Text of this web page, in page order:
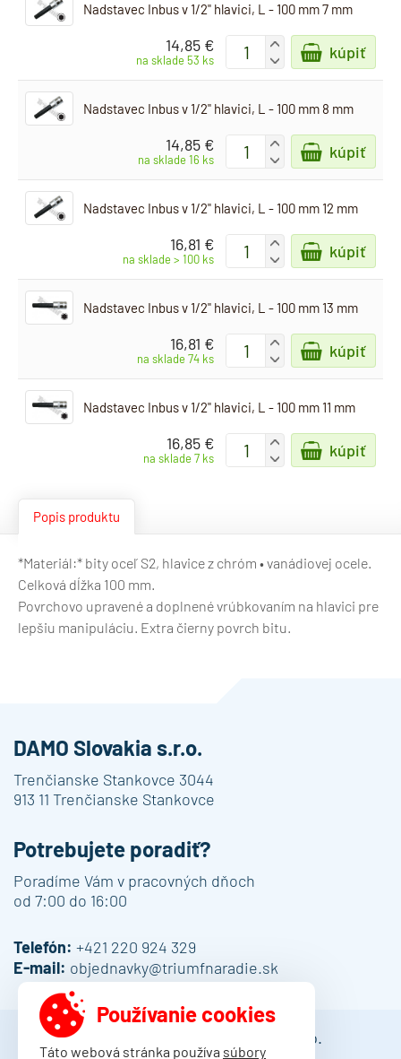
Nadstavec Inbus v 1/2" hlavici, L - 100 mm 7 mm
14,85 €
na sklade 53 ks
+
-
kúpiť
Nadstavec Inbus v 1/2" hlavici, L - 100 mm 8 mm
14,85 €
na sklade 16 ks
+
-
kúpiť
Nadstavec Inbus v 1/2" hlavici, L - 100 mm 12 mm
16,81 €
na sklade > 100 ks
+
-
kúpiť
Nadstavec Inbus v 1/2" hlavici, L - 100 mm 13 mm
16,81 €
na sklade 74 ks
+
-
kúpiť
Nadstavec Inbus v 1/2" hlavici, L - 100 mm 11 mm
16,85 €
na sklade 7 ks
+
-
kúpiť
Popis produktu
*Materiál:* bity oceľ S2, hlavice z chróm • vanádiovej ocele.
Celková dĺžka 100 mm.
Povrchovo upravené a doplnené vrúbkovaním na hlavici pre
lepšiu manipuláciu. Extra čierny povrch bitu.
DAMO Slovakia s.r.o.
Trenčianske Stankovce 3044
913 11 Trenčianske Stankovce
Potrebujete poradiť?
Poradíme Vám v pracovných dňoch
od 7:00 do 16:00
Telefón: +421 220 924 329
E-mail: objednavky@triumfnaradie.sk
© 2013 - 2026 DAMO Slovakia s.r.o.
Používanie cookies
Táto webová stránka používa súbory